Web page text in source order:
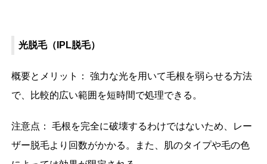
光脱毛（IPL脱毛）
概要とメリット： 強力な光を用いて毛根を弱らせる方法
で、比較的広い範囲を短時間で処理できる。
注意点： 毛根を完全に破壊するわけではないため、レー
ザー脱毛より回数がかかる。また、肌のタイプや毛の色